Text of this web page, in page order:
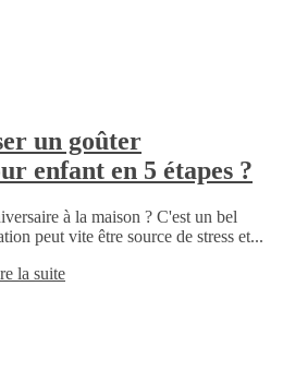
un goûter
enfant en 5 étapes ?
à la maison ? C'est un bel
peut vite être source de stress et...
la suite